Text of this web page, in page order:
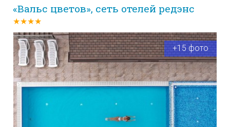
«Вальс цветов», сеть отелей редэнс
★★★★
+15 фото